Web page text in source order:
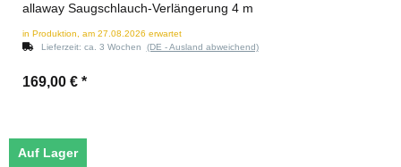
allaway Saugschlauch-Verlängerung 4 m
in Produktion, am 27.08.2026 erwartet
Lieferzeit: ca. 3 Wochen (DE - Ausland abweichend)
169,00 € *
Auf Lager